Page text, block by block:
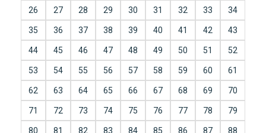
26 27 28 29 30 31 32 33 34
35 36 37 38 39 40 41 42 43
44 45 46 47 48 49 50 51 52
53 54 55 56 57 58 59 60 61
62 63 64 65 66 67 68 69 70
71 72 73 74 75 76 77 78 79
80 81 82 83 84 85 86 87 88